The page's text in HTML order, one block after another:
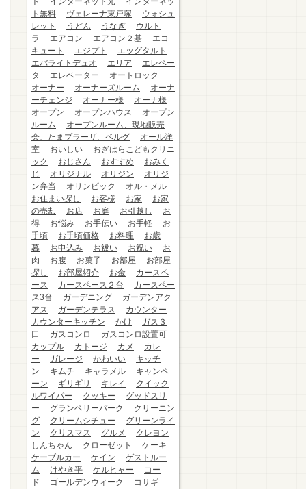
ト無料
ヴェレーナ東戸塚
ウォシュ
レット
うどん うなぎ
ウルト
ラ
エアコン エアコン２基
エコ
キュート
エジプト
エッグタルト
エバライトデュオ
エリア
エレベー
タ
エレベーター
オートロック
オーナー
オーナーズルーム
オーナ
ーチェンジ
オーナー様
オーナ様
オープン
オープンハウス
オープン
ルーム
オープンルーム、現地販売
会、たまプラーザ、ベルグ
オール洋
室
おいしい
おぎはらこどもクリニ
ック
おじさん おすすめ
おみく
じ
オリジナル オリジン
オリジ
ン弁当
オリンピック
オル・メル
お住まい探し
お客様 お家
お家
の売却
お店 お庭 お引越し
お
得
お悩み お手伝い お手軽
お
手頃
お手頃価格 お料理
お歳
暮
お申込み お祓い お祝い
お
肉
お腹 お菓子 お部屋
お部屋
探し
お部屋紹介 お金
カースペ
ース
カースペース２台
カースペー
ス3台
ガーデニング
ガーデンアク
アス
ガーデンテラス
カウンター
カウンターキッチン
かけ
ガス３
口
ガスコンロ
ガスコンロ設置可
カップル
カトージ カメ
カレ
ー
ガレージ かわいい
キッチ
ン
キムチ キャラメル
キャンペ
ーン
ギリギリ キレイ
クイック
ルワイパー
クッキー
グッドスリ
ー
グランベリーパーク
クリーニン
グ
クリームシチュー
グリーンライ
ン
クリスマス グルメ
クレヨン
しんちゃん
クローゼット
ケーキ
ケーブルカー
ケイン
ゲストルー
ム
けやき平 ケルヒャー
コー
ド
ゴールデンウィーク
コサギ